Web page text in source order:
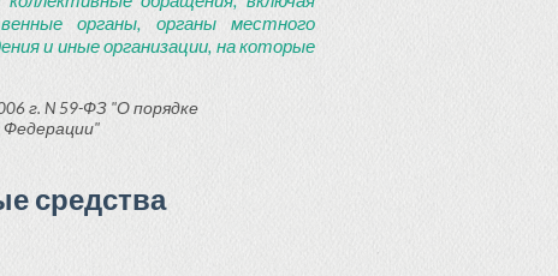
органы, органы местного
и иные организации, на которые
г. N 59-ФЗ "О порядке
Федерации"
средства